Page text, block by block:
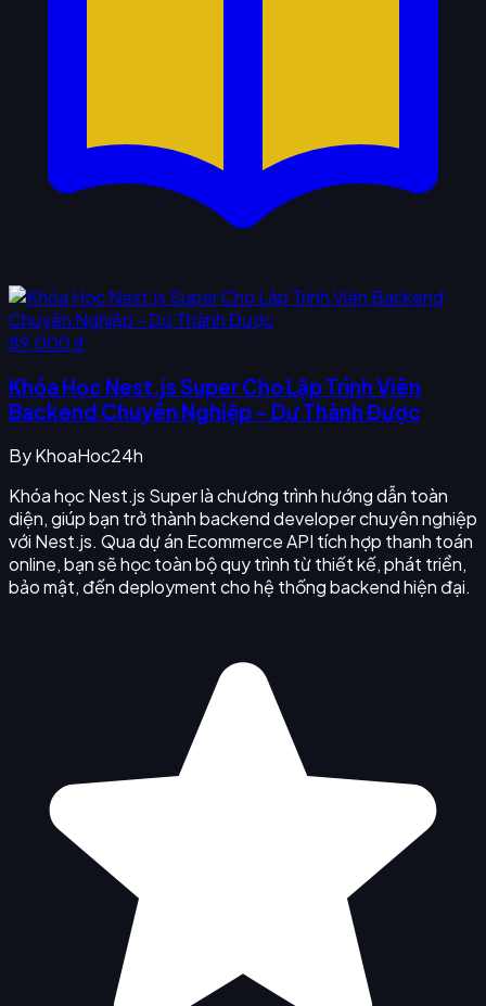
89.000 ₫
Khóa Học Nest.js Super Cho Lập Trình Viên
Backend Chuyên Nghiệp - Dư Thành Được
ByKhoaHoc24h
Khóa học Nest.js Super là chương trình hướng dẫn toàn
diện, giúp bạn trở thành backend developer chuyên nghiệp
với Nest.js. Qua dự án Ecommerce API tích hợp thanh toán
online, bạn sẽ học toàn bộ quy trình từ thiết kế, phát triển,
bảo mật, đến deployment cho hệ thống backend hiện đại.